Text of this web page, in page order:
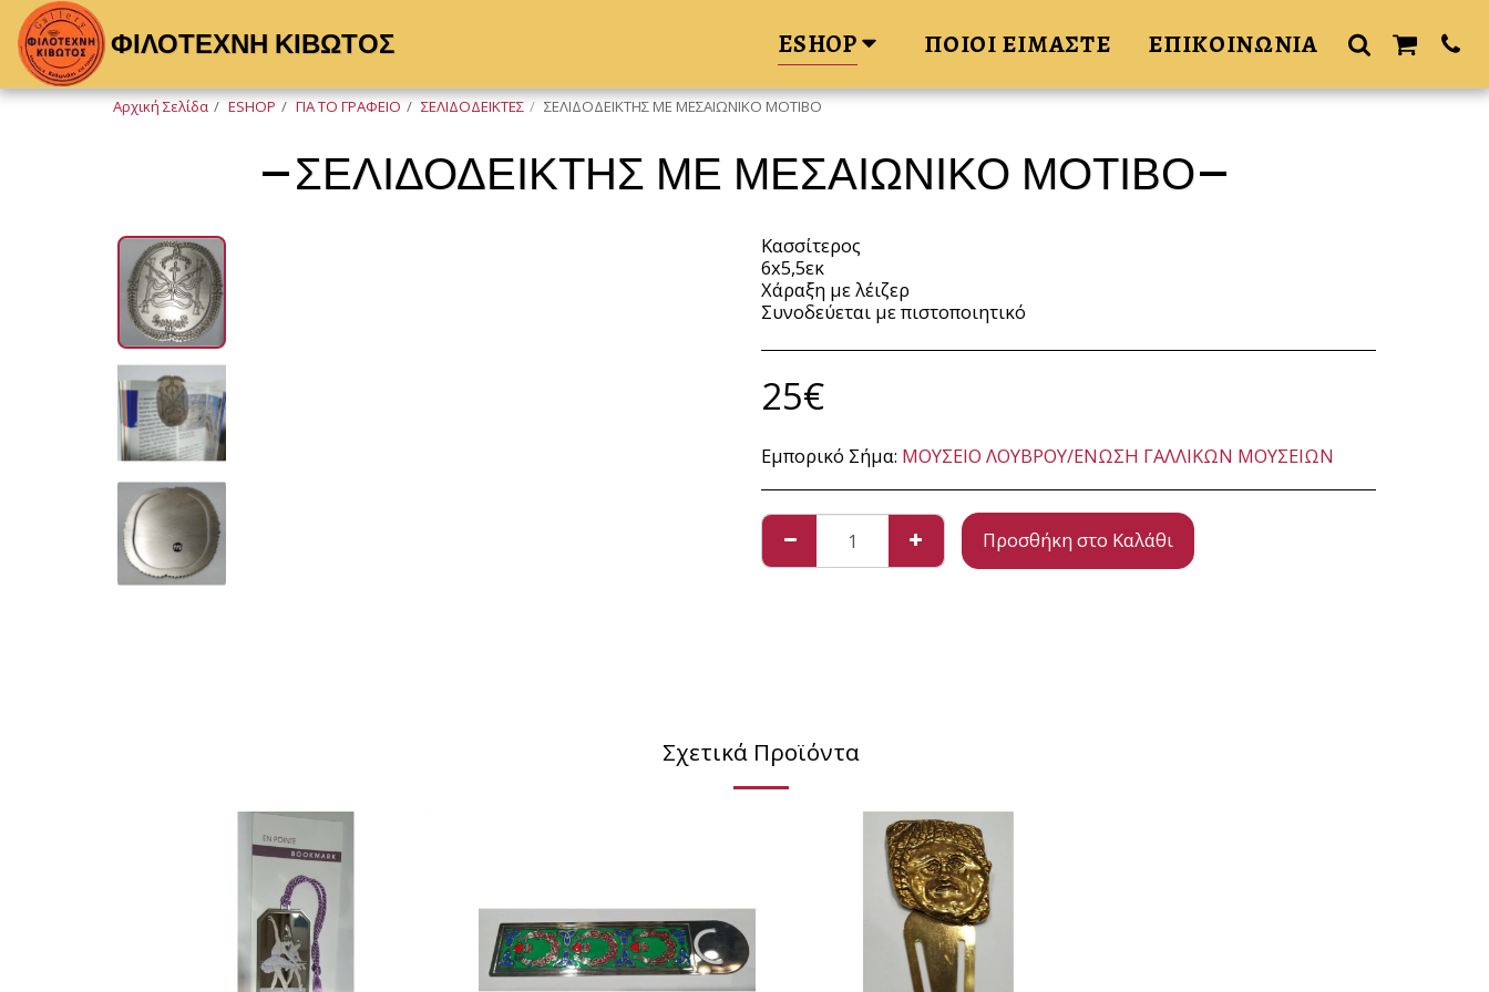
ΦΙΛΟΤΕΧΝΗ ΚΙΒΩΤΟΣ ESHOP ΠΟΙΟΙ ΕΙΜΑΣΤΕ ΕΠΙΚΟΙΝΩΝΙΑ
Αρχική Σελίδα ESHOP ΓΙΑ ΤΟ ΓΡΑΦΕΙΟ ΣΕΛΙΔΟΔΕΙΚΤΕΣ ΣΕΛΙΔΟΔΕΙΚΤΗΣ ΜΕ ΜΕΣΑΙΩΝΙΚΟ ΜΟΤΙΒΟ
ΣΕΛΙΔΟΔΕΙΚΤΗΣ ΜΕ ΜΕΣΑΙΩΝΙΚΟ ΜΟΤΙΒΟ
Κασσίτερος
6x5,5εκ
Χάραξη με λέιζερ
Συνοδεύεται με πιστοποιητικό
25€
Εμπορικό Σήμα: ΜΟΥΣΕΙΟ ΛΟΥΒΡΟΥ/ΕΝΩΣΗ ΓΑΛΛΙΚΩΝ ΜΟΥΣΕΙΩΝ
Προσθήκη στο Καλάθι
Σχετικά Προϊόντα